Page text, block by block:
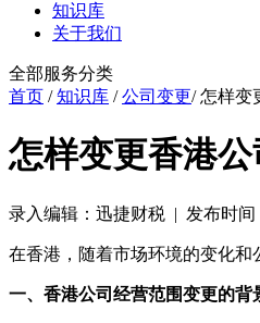
知识库
关于我们
全部服务分类
首页 /知识库 /公司变更/ 怎样变
怎样变更香港
录入编辑：迅捷财税 | 发布时间
在香港，随着市场环境的变化和
一、香港公司经营范围变更的背